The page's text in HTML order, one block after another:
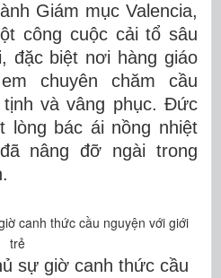
Giám mục Valencia,
công cuộc cải tổ sâu
đặc biệt nơi hàng giáo
chuyên chăm cầu
tịnh và vâng phục. Đức
lòng bác ái nồng nhiệt
nâng đỡ ngài trong
sự giờ canh thức cầu